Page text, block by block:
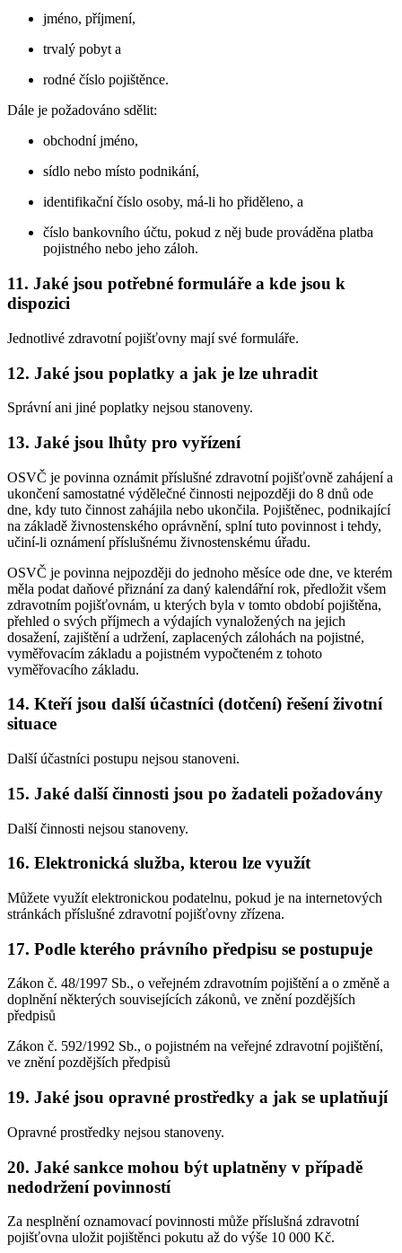
jméno, příjmení,
trvalý pobyt a
rodné číslo pojištěnce.
Dále je požadováno sdělit:
obchodní jméno,
sídlo nebo místo podnikání,
identifikační číslo osoby, má-li ho přiděleno, a
číslo bankovního účtu, pokud z něj bude prováděna platba
pojistného nebo jeho záloh.
11. Jaké jsou potřebné formuláře a kde jsou k
dispozici
Jednotlivé zdravotní pojišťovny mají své formuláře.
12. Jaké jsou poplatky a jak je lze uhradit
Správní ani jiné poplatky nejsou stanoveny.
13. Jaké jsou lhůty pro vyřízení
OSVČ je povinna oznámit příslušné zdravotní pojišťovně zahájení a
ukončení samostatné výdělečné činnosti nejpozději do 8 dnů ode
dne, kdy tuto činnost zahájila nebo ukončila. Pojištěnec, podnikající
na základě živnostenského oprávnění, splní tuto povinnost i tehdy,
učiní-li oznámení příslušnému živnostenskému úřadu.
OSVČ je povinna nejpozději do jednoho měsíce ode dne, ve kterém
měla podat daňové přiznání za daný kalendářní rok, předložit všem
zdravotním pojišťovnám, u kterých byla v tomto období pojištěna,
přehled o svých příjmech a výdajích vynaložených na jejich
dosažení, zajištění a udržení, zaplacených zálohách na pojistné,
vyměřovacím základu a pojistném vypočteném z tohoto
vyměřovacího základu.
14. Kteří jsou další účastníci (dotčení) řešení životní
situace
Další účastníci postupu nejsou stanoveni.
15. Jaké další činnosti jsou po žadateli požadovány
Další činnosti nejsou stanoveny.
16. Elektronická služba, kterou lze využít
Můžete využít elektronickou podatelnu, pokud je na internetových
stránkách příslušné zdravotní pojišťovny zřízena.
17. Podle kterého právního předpisu se postupuje
Zákon č. 48/1997 Sb., o veřejném zdravotním pojištění a o změně a
doplnění některých souvisejících zákonů, ve znění pozdějších
předpisů
Zákon č. 592/1992 Sb., o pojistném na veřejné zdravotní pojištění,
ve znění pozdějších předpisů
19. Jaké jsou opravné prostředky a jak se uplatňují
Opravné prostředky nejsou stanoveny.
20. Jaké sankce mohou být uplatněny v případě
nedodržení povinností
Za nesplnění oznamovací povinnosti může příslušná zdravotní
pojišťovna uložit pojištěnci pokutu až do výše 10 000 Kč.